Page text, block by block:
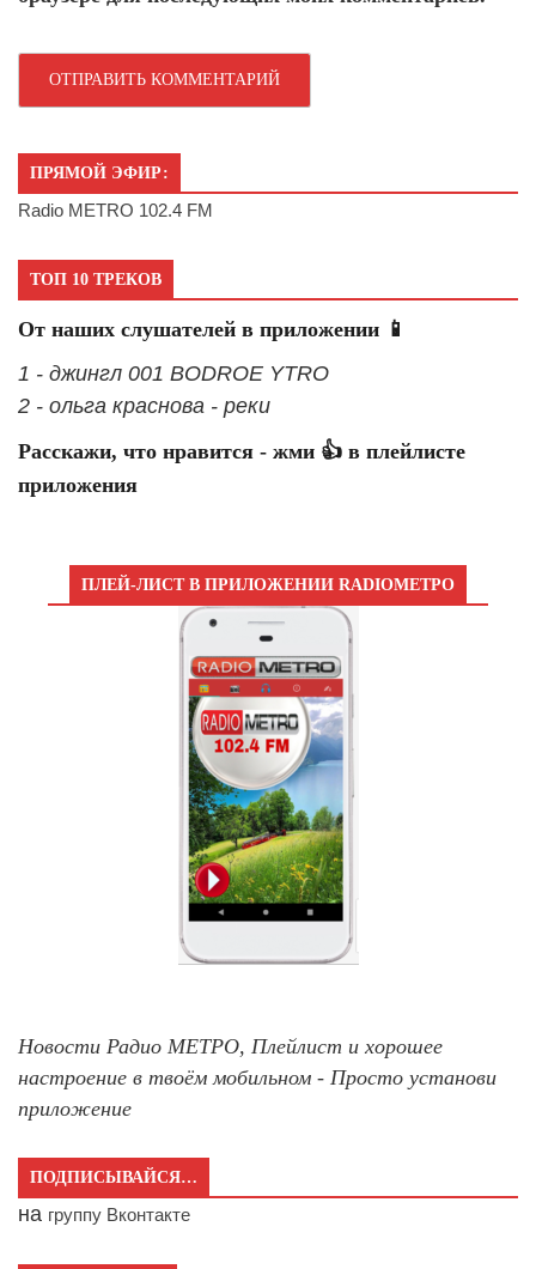
ПРЯМОЙ ЭФИР:
Radio METRO 102.4 FM
ТОП 10 ТРЕКОВ
От наших слушателей в приложении 📱
1 - джингл 001 BODROE YTRO
2 - ольга краснова - реки
Расскажи, что нравится - жми 👍 в плейлисте
приложения
ПЛЕЙ-ЛИСТ В ПРИЛОЖЕНИИ RADIOМЕТРО
Новости Радио МЕТРО, Плейлист и хорошее
настроение в твоём мобильном - Просто установи
приложение
ПОДПИСЫВАЙСЯ…
на группу Вконтакте